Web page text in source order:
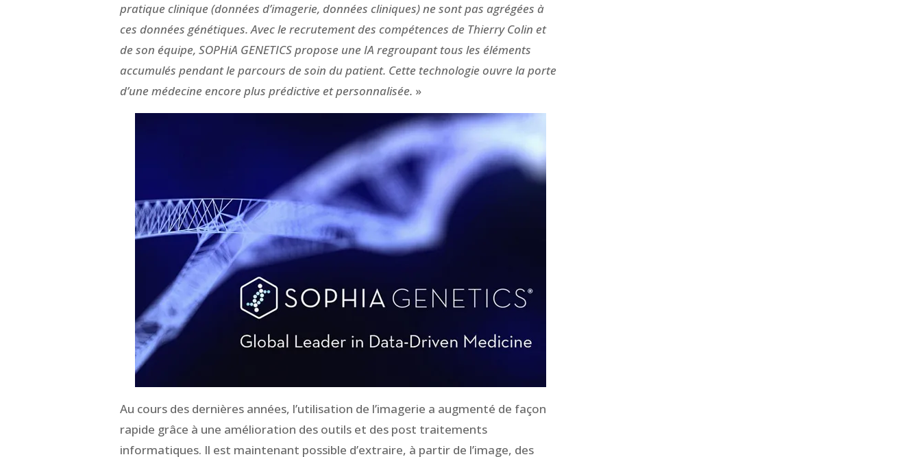
pratique clinique (données d’imagerie, données cliniques) ne sont pas agrégées à
ces données génétiques. Avec le recrutement des compétences de Thierry Colin et
de son équipe, SOPHiA GENETICS propose une IA regroupant tous les éléments
accumulés pendant le parcours de soin du patient. Cette technologie ouvre la porte
d’une médecine encore plus prédictive et personnalisée. »
Au cours des dernières années, l’utilisation de l’imagerie a augmenté de façon
rapide grâce à une amélioration des outils et des post traitements
informatiques. Il est maintenant possible d’extraire, à partir de l’image, des